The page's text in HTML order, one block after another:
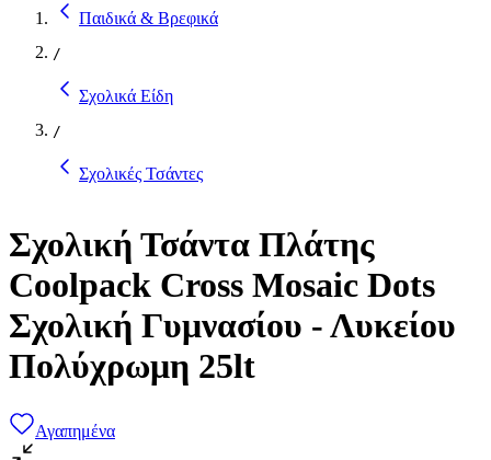
Παιδικά & Βρεφικά
/
Σχολικά Είδη
/
Σχολικές Τσάντες
Σχολική Τσάντα Πλάτης
Coolpack Cross Mosaic Dots
Σχολική Γυμνασίου - Λυκείου
Πολύχρωμη 25lt
Αγαπημένα